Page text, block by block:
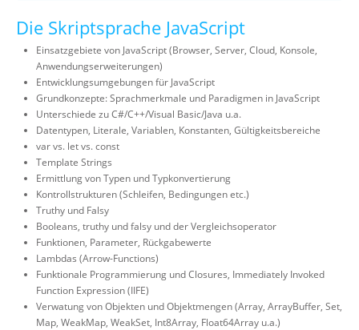
Die Skriptsprache JavaScript
Einsatzgebiete von JavaScript (Browser, Server, Cloud, Konsole,
Anwendungserweiterungen)
Entwicklungsumgebungen für JavaScript
Grundkonzepte: Sprachmerkmale und Paradigmen in JavaScript
Unterschiede zu C#/C++/Visual Basic/Java u.a.
Datentypen, Literale, Variablen, Konstanten, Gültigkeitsbereiche
var vs. let vs. const
Template Strings
Ermittlung von Typen und Typkonvertierung
Kontrollstrukturen (Schleifen, Bedingungen etc.)
Truthy und Falsy
Booleans, truthy und falsy und der Vergleichsoperator
Funktionen, Parameter, Rückgabewerte
Lambdas (Arrow-Functions)
Funktionale Programmierung und Closures, Immediately Invoked
Function Expression (IIFE)
Verwatung von Objekten und Objektmengen (Array, ArrayBuffer, Set,
Map, WeakMap, WeakSet, Int8Array, Float64Array u.a.)